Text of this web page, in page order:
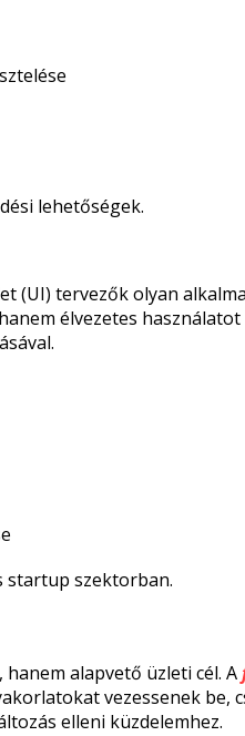
lehetőségek.
(UI) tervezők olyan
élvezetes
startup szektorban.
alapvető üzleti cél. A
vezessenek be,
elleni küzdelemhez.